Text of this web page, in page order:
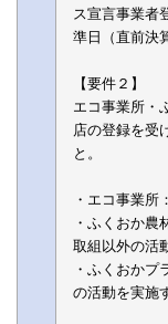
ス宣言事業者
準日（直前決
【要件２】
エコ事業所・
店の登録を受
と。
・エコ事業所
・ふくおか農
取組以外の活
・ふくおかプ
の活動を実施